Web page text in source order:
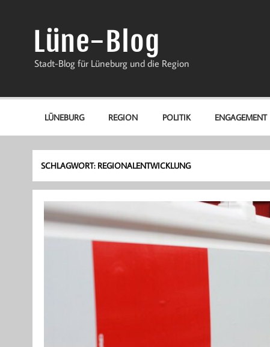
Lüne-Blog
Stadt-Blog für Lüneburg und die Region
LÜNEBURG REGION POLITIK ENGAGEMENT
SCHLAGWORT: REGIONALENTWICKLUNG